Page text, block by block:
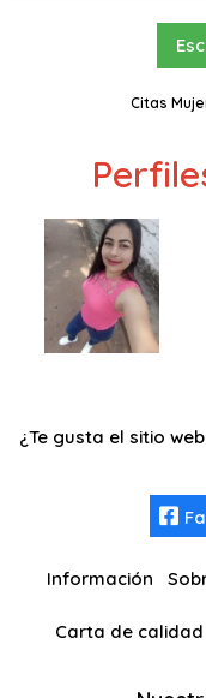
Citas
¿Te gusta el sitio
Información
Carta de calidad